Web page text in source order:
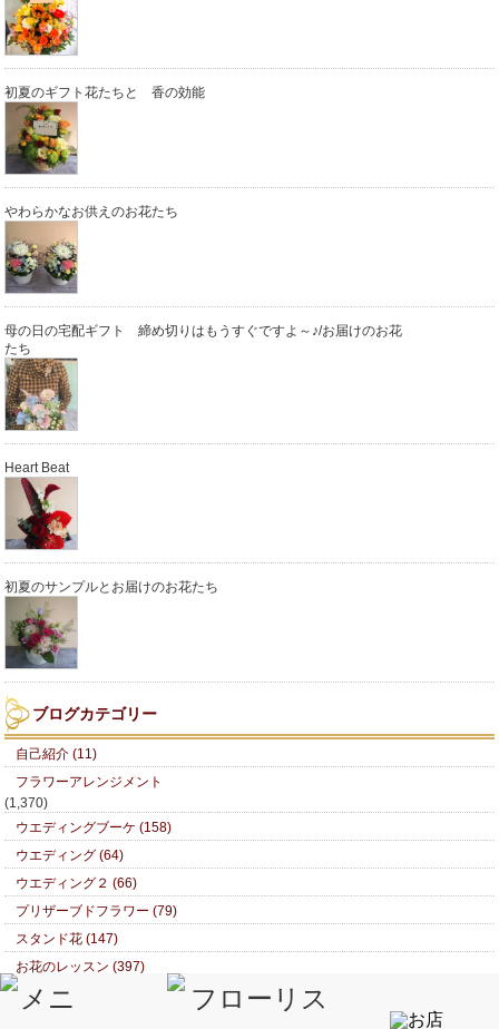
初夏のギフト花たちと 香の効能
やわらかなお供えのお花たち
母の日の宅配ギフト 締め切りはもうすぐですよ～♪/お届けのお花
たち
Heart Beat
初夏のサンプルとお届けのお花たち
ブログカテゴリー
自己紹介 (11)
フラワーアレンジメント
(1,370)
ウエディングブーケ (158)
ウエディング (64)
ウエディング２ (66)
プリザーブドフラワー (79)
スタンド花 (147)
お花のレッスン (397)
花 (35)